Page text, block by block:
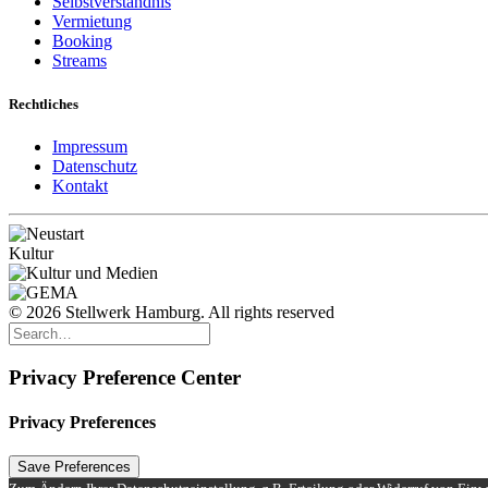
Vermietung
Booking
Streams
Rechtliches
Impressum
Datenschutz
Kontakt
© 2026 Stellwerk Hamburg. All rights reserved
Privacy Preference Center
Privacy Preferences